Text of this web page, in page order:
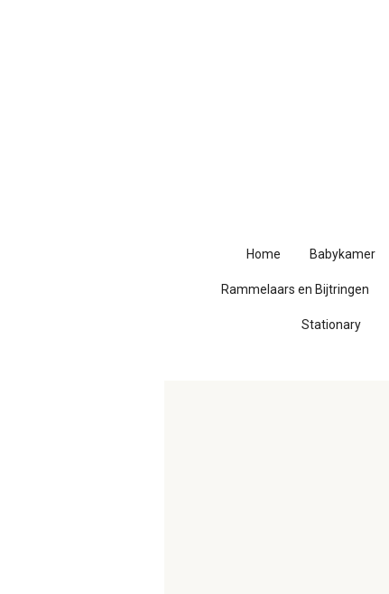
Home Babykamer
Rammelaars en Bijtringen
Stationary